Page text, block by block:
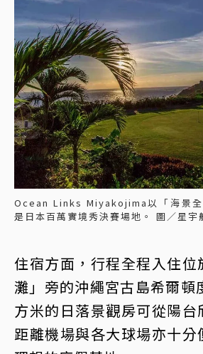
Ocean Links Miyakojima以「海景全
是日本百萬實境秀決賽場地。 圖／星宇
住宿方面，行程全程入住位
灘」旁的沖繩宮古島希爾頓
方米的日落景觀房可從陽台
距離機場與各大球場亦十分